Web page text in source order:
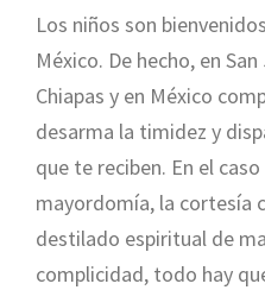
Los niños son
México. De hecho, en
Chiapas y en México
desarma la timidez y
que te reciben. En el
mayordomía, la cortesía
destilado espiritual de
complicidad, todo hay